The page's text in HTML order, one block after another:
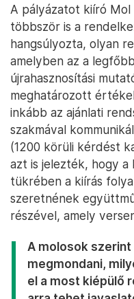
A pályázatot kiíró Mol
többször is a
hangsúlyozta, olyan
amelyben az a
újrahasznosítási
meghatározott
inkább az ajánlati
szakmával
(1200 körüli kérdést
azt is jelezték, hogy
tükrében a kiírás
szeretnének
részével, amely
A molosok
megmondani,
el a most kiépülő